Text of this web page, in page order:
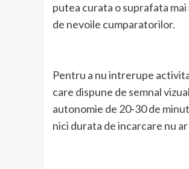
putea curata o suprafata
de nevoile cumparatorilor.
Pentru a nu intrerupe
care dispune de semnal
autonomie de 20-30 de
nici durata de incarcare nu